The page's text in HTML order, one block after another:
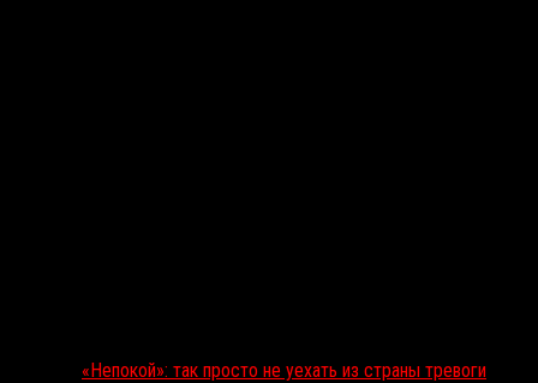
«Непокой»: так просто не уехать из страны тревоги